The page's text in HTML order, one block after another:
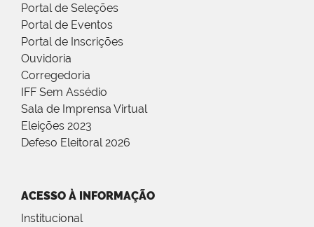
Portal de Seleções
Portal de Eventos
Portal de Inscrições
Ouvidoria
Corregedoria
IFF Sem Assédio
Sala de Imprensa Virtual
Eleições 2023
Defeso Eleitoral 2026
ACESSO À INFORMAÇÃO
Institucional